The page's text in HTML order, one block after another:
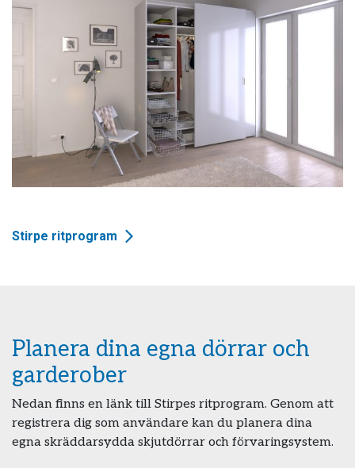
Stirpe ritprogram
Planera dina egna dörrar och
garderober
Nedan finns en länk till Stirpes ritprogram. Genom att
registrera dig som användare kan du planera dina
egna skräddarsydda skjutdörrar och förvaringsystem.